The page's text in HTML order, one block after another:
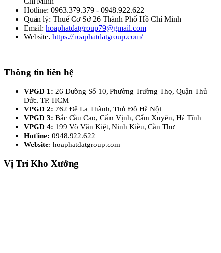
Hotline: 0963.379.379 - 0948.922.622
Quản lý: Thuế Cơ Sở 26 Thành Phố Hồ Chí Minh
Email: hoaphatdatgroup79@gmail.com
Website: https://hoaphatdatgroup.com/
Thông tin liên hệ
VPGD 1: 26 Đường Số 10, Phường Trường Thọ, Quận Thủ
Đức, TP. HCM
VPGD 2: 762 Đê La Thành, Thủ Đô Hà Nội
VPGD 3: Bắc Cầu Cao, Cẩm Vịnh, Cẩm Xuyên, Hà Tĩnh
VPGD 4: 199 Võ Văn Kiệt, Ninh Kiều, Cần Thơ
Hotline: 0948.922.622
Website: hoaphatdatgroup.com
Vị Trí Kho Xưởng